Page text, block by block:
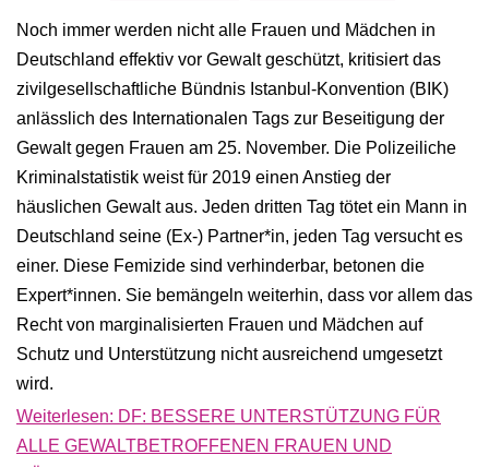
Noch immer werden nicht alle Frauen und Mädchen in
Deutschland effektiv vor Gewalt geschützt, kritisiert das
zivilgesellschaftliche Bündnis Istanbul-Konvention (BIK)
anlässlich des Internationalen Tags zur Beseitigung der
Gewalt gegen Frauen am 25. November. Die Polizeiliche
Kriminalstatistik weist für 2019 einen Anstieg der
häuslichen Gewalt aus. Jeden dritten Tag tötet ein Mann in
Deutschland seine (Ex-) Partner*in, jeden Tag versucht es
einer. Diese Femizide sind verhinderbar, betonen die
Expert*innen. Sie bemängeln weiterhin, dass vor allem das
Recht von marginalisierten Frauen und Mädchen auf
Schutz und Unterstützung nicht ausreichend umgesetzt
wird.
Weiterlesen: DF: BESSERE UNTERSTÜTZUNG FÜR
ALLE GEWALTBETROFFENEN FRAUEN UND